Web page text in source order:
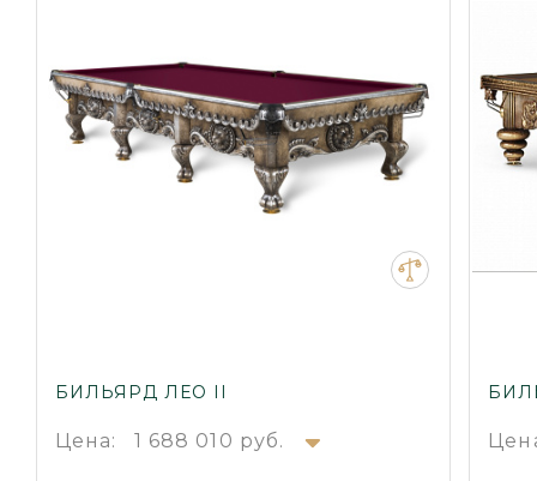
БИЛЬЯРД ЛЕО II
Цена: 1 688 010 руб.